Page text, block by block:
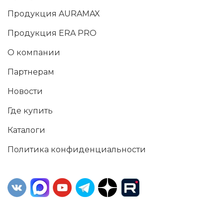
Продукция AURAMAX
Продукция ERA PRO
О компании
Партнерам
Новости
Где купить
Каталоги
Политика конфиденциальности